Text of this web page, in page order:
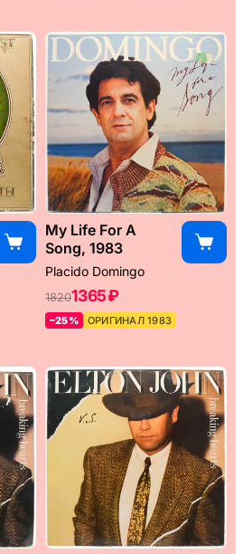
My Life For A
Song, 1983
Placido Domingo
18201365 ₽
–25% ОРИГИНАЛ 1983